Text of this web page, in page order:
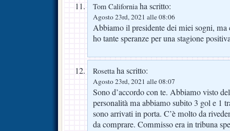
Tom Californiaha scritto:
Agosto 23rd, 2021 alle 08:06
Abbiamo il presidente dei miei sogni, ma
ho tante speranze per una stagione
Rosettaha scritto:
Agosto 23rd, 2021 alle 08:07
Sono d’accordo con te. Abbiamo visto
personalità ma abbiamo subito 3 gol e 1
sono arrivati in porta. C’è molto da
da comprare. Commisso era in tribuna